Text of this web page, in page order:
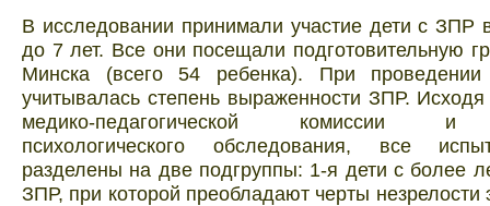
В исследовании принимали участие дети с ЗПР
до 7 лет. Все они посещали подготовительную
Минска (всего 54 ребенка). При проведении
учитывалась степень выраженности ЗПР.
медико-педагогической комиссии и
психологического обследования, все
разделены на две подгруппы: 1-я дети с более
ЗПР, при которой преобладают черты незрелости